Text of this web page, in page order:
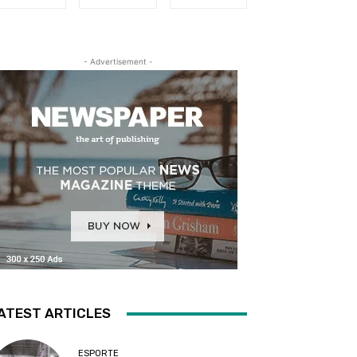
- Advertisement -
ARTICLES
ESPORTE